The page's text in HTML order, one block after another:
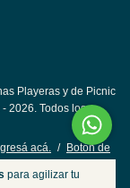
para agilizar tu
Playeras y de Picnic
2026. Todos los
acá. /
Botón de